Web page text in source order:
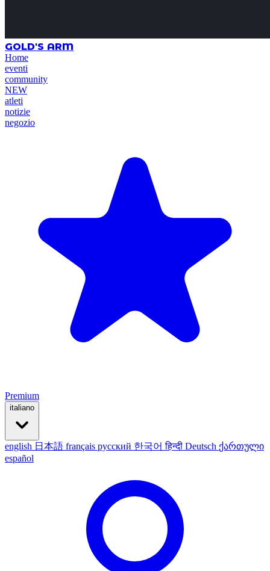
GOLD'S ARM
Home
eventi
community
NEW
atleti
notizie
negozio
Premium
italiano
english 日本語 français русский 한국어हिन्दी Deutsch ქართული
español